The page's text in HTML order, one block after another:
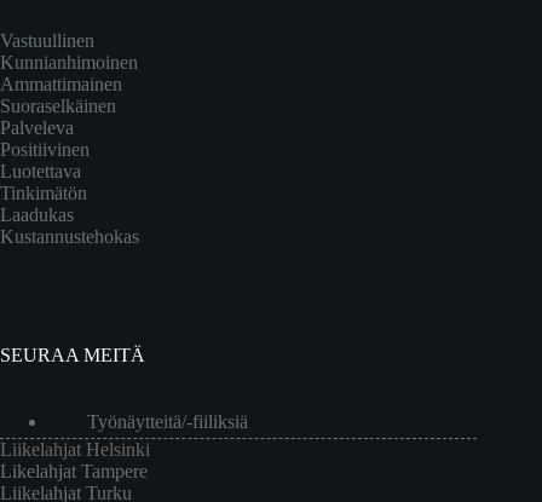
Vastuullinen
Kunnianhimoinen
Ammattimainen
Suoraselkäinen
Palveleva
Positiivinen
Luotettava
Tinkimätön
Laadukas
Kustannustehokas
SEURAA MEITÄ
Työnäytteitä/-fiiliksiä
Liikelahjat Helsinki
Likelahjat Tampere
Liikelahjat Turku